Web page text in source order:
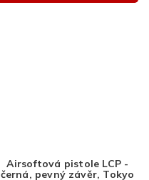
Airsoftová pistole LCP -
černá, pevný závěr, Tokyo